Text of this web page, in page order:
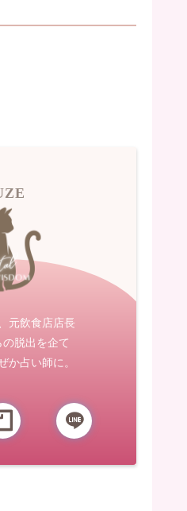
元飲食店店長
脱出を企て
か占い師に。